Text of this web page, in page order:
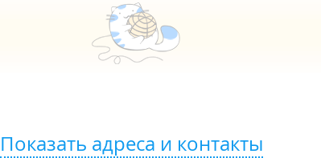
Показать адреса и контакты